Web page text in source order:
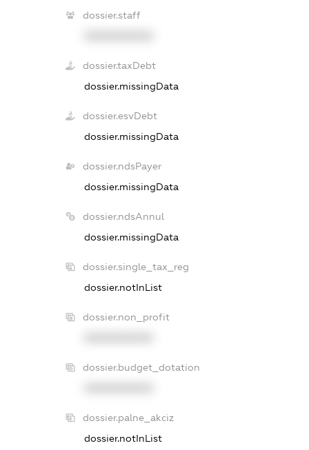
dossier.staff
dossier.taxDebt
dossier.missingData
dossier.esvDebt
dossier.missingData
dossier.ndsPayer
dossier.missingData
dossier.ndsAnnul
dossier.missingData
dossier.single_tax_reg
dossier.notInList
dossier.non_profit
dossier.budget_dotation
dossier.palne_akciz
dossier.notInList